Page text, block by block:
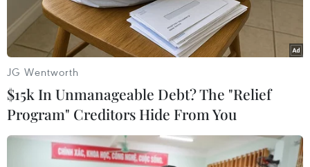
để đổi lấy việcchấm dứt vô số cuộc điều tra liên
quan đến hoạt động của ngân hàng này.
Các cuộc điều tra đã được tiến hành ở cấp liên
ngân hàng JPMorgan Chase bán chứng khoán
thế chấp không lâutrước khi bùng phát cuộc
khủng hoảng tài chính toàn cầu.
JG Wentworth
$15k In Unmanageable Debt? The "Relief
Program" Creditors Hide From You